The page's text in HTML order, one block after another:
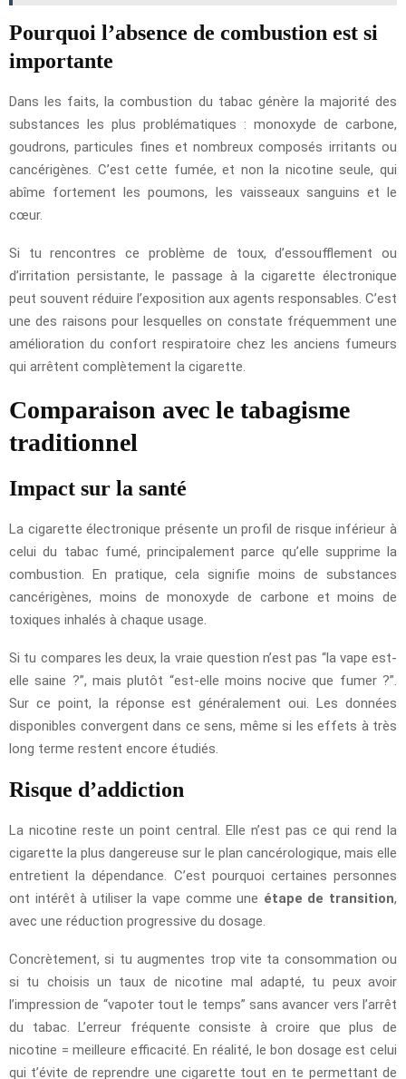
Pourquoi l’absence de combustion est si
importante
Dans les faits, la combustion du tabac génère la majorité des
substances les plus problématiques : monoxyde de carbone,
goudrons, particules fines et nombreux composés irritants ou
cancérigènes. C’est cette fumée, et non la nicotine seule, qui
abîme fortement les poumons, les vaisseaux sanguins et le
cœur.
Si tu rencontres ce problème de toux, d’essoufflement ou
d’irritation persistante, le passage à la cigarette électronique
peut souvent réduire l’exposition aux agents responsables. C’est
une des raisons pour lesquelles on constate fréquemment une
amélioration du confort respiratoire chez les anciens fumeurs
qui arrêtent complètement la cigarette.
Comparaison avec le tabagisme
traditionnel
Impact sur la santé
La cigarette électronique présente un profil de risque inférieur à
celui du tabac fumé, principalement parce qu’elle supprime la
combustion. En pratique, cela signifie moins de substances
cancérigènes, moins de monoxyde de carbone et moins de
toxiques inhalés à chaque usage.
Si tu compares les deux, la vraie question n’est pas “la vape est-
elle saine ?”, mais plutôt “est-elle moins nocive que fumer ?”.
Sur ce point, la réponse est généralement oui. Les données
disponibles convergent dans ce sens, même si les effets à très
long terme restent encore étudiés.
Risque d’addiction
La nicotine reste un point central. Elle n’est pas ce qui rend la
cigarette la plus dangereuse sur le plan cancérologique, mais elle
entretient la dépendance. C’est pourquoi certaines personnes
ont intérêt à utiliser la vape comme une étape de transition,
avec une réduction progressive du dosage.
Concrètement, si tu augmentes trop vite ta consommation ou
si tu choisis un taux de nicotine mal adapté, tu peux avoir
l’impression de “vapoter tout le temps” sans avancer vers l’arrêt
du tabac. L’erreur fréquente consiste à croire que plus de
nicotine = meilleure efficacité. En réalité, le bon dosage est celui
qui t’évite de reprendre une cigarette tout en te permettant de